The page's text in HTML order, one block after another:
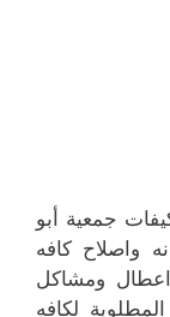
جمعية أبو
واصلاح كافه
اعطال ومشاكل
لكافه